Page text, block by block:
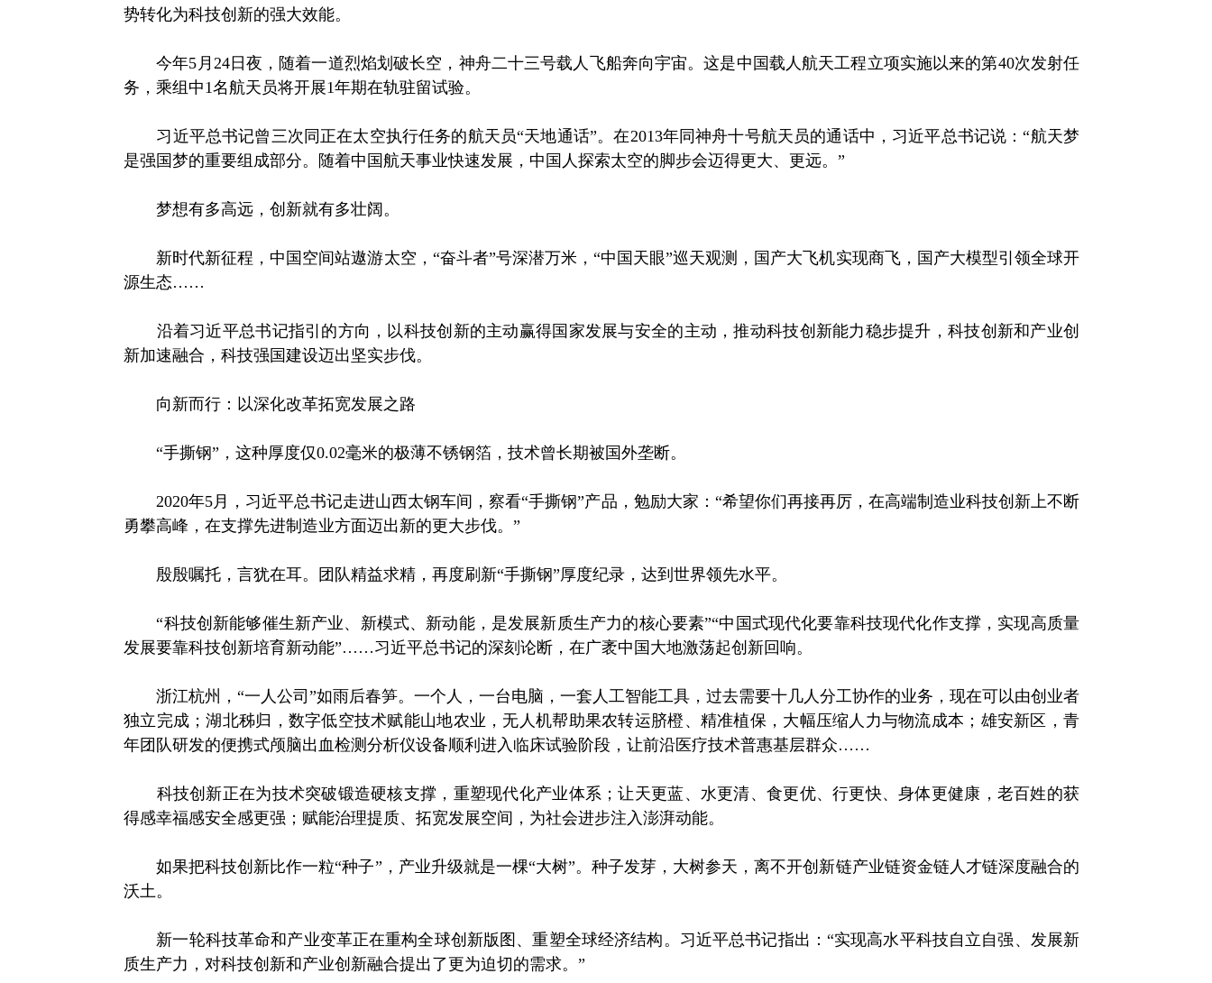
势转化为科技创新的强大效能。
今年5月24日夜，随着一道烈焰划破长空，神舟二十三号载人飞船奔向宇宙。这是中国载人航天工程立项实施以来的第40次发射任
务，乘组中1名航天员将开展1年期在轨驻留试验。
习近平总书记曾三次同正在太空执行任务的航天员“天地通话”。在2013年同神舟十号航天员的通话中，习近平总书记说：“航天梦
是强国梦的重要组成部分。随着中国航天事业快速发展，中国人探索太空的脚步会迈得更大、更远。”
梦想有多高远，创新就有多壮阔。
新时代新征程，中国空间站遨游太空，“奋斗者”号深潜万米，“中国天眼”巡天观测，国产大飞机实现商飞，国产大模型引领全球开
源生态……
沿着习近平总书记指引的方向，以科技创新的主动赢得国家发展与安全的主动，推动科技创新能力稳步提升，科技创新和产业创
新加速融合，科技强国建设迈出坚实步伐。
向新而行：以深化改革拓宽发展之路
“手撕钢”，这种厚度仅0.02毫米的极薄不锈钢箔，技术曾长期被国外垄断。
2020年5月，习近平总书记走进山西太钢车间，察看“手撕钢”产品，勉励大家：“希望你们再接再厉，在高端制造业科技创新上不断
勇攀高峰，在支撑先进制造业方面迈出新的更大步伐。”
殷殷嘱托，言犹在耳。团队精益求精，再度刷新“手撕钢”厚度纪录，达到世界领先水平。
“科技创新能够催生新产业、新模式、新动能，是发展新质生产力的核心要素”“中国式现代化要靠科技现代化作支撑，实现高质量
发展要靠科技创新培育新动能”……习近平总书记的深刻论断，在广袤中国大地激荡起创新回响。
浙江杭州，“一人公司”如雨后春笋。一个人，一台电脑，一套人工智能工具，过去需要十几人分工协作的业务，现在可以由创业者
独立完成；湖北秭归，数字低空技术赋能山地农业，无人机帮助果农转运脐橙、精准植保，大幅压缩人力与物流成本；雄安新区，青
年团队研发的便携式颅脑出血检测分析仪设备顺利进入临床试验阶段，让前沿医疗技术普惠基层群众……
科技创新正在为技术突破锻造硬核支撑，重塑现代化产业体系；让天更蓝、水更清、食更优、行更快、身体更健康，老百姓的获
得感幸福感安全感更强；赋能治理提质、拓宽发展空间，为社会进步注入澎湃动能。
如果把科技创新比作一粒“种子”，产业升级就是一棵“大树”。种子发芽，大树参天，离不开创新链产业链资金链人才链深度融合的
沃土。
新一轮科技革命和产业变革正在重构全球创新版图、重塑全球经济结构。习近平总书记指出：“实现高水平科技自立自强、发展新
质生产力，对科技创新和产业创新融合提出了更为迫切的需求。”